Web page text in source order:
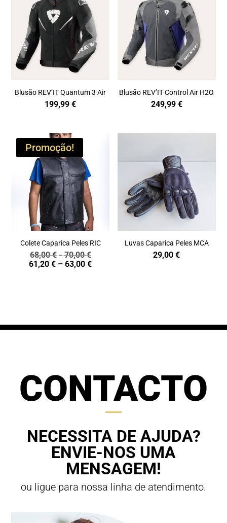
Blusão REV’IT Quantum 3 Air
199,99€
Blusão REV’IT Control Air H2O
249,99 €
Promoção!
Colete Caparica Peles RIC
68,00€–70,00€Price
range:
61,20€ – 63,00€Price
Luvas Caparica Peles MCA
29,00€
CONTACTO
NECESSITA DE AJUDA?
ENVIE-NOS UMA
MENSAGEM!
ou ligue para nossa linha de atendimento.